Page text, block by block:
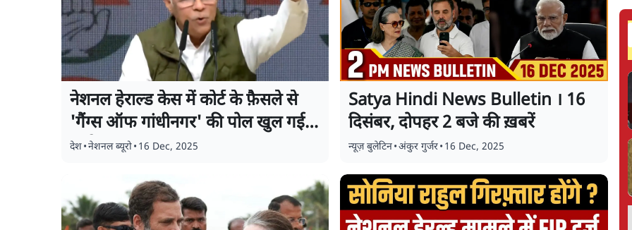
नेशनल हेराल्ड केस में कोर्ट के फ़ैसले से
'गैंग्स ऑफ गांधीनगर' की पोल खुल गई:
कांग्रेस
देश•नेशनल ब्यूरो• 16 Dec, 2025
Satya Hindi News Bulletin । 16
दिसंबर, दोपहर 2 बजे की ख़बरें
न्यूज़ बुलेटिन•अंकुर गुर्जर• 16 Dec, 2025